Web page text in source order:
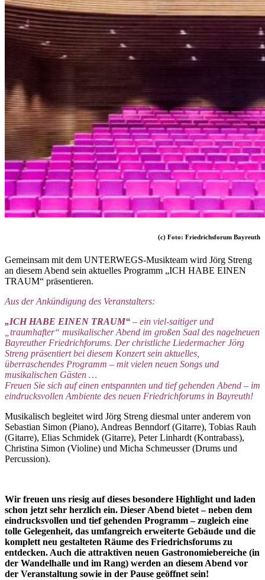
(c) Foto: Friedrichsforum Bayreuth
Gemeinsam mit dem UNTERWEGS-Musikteam wird Jörg Streng
an diesem Abend sein aktuelles Programm „ICH HABE EINEN
TRAUM“ präsentieren.
Aus der Ankündigung des Veranstalters:
„ICH HABE EINEN TRAUM“ – ein viel-saitiger und
„traumhafter“ musikalischer Abend im großen Saal des nagelneuen
Bayreuther Friedrichforums. Der christliche Liedermacher Jörg
Streng präsentiert bei diesem Konzert sein aktuelles,
überraschendes Programm – mit vielen neuen Songs und
musikalischen Gästen …
Freuen Sie sich auf einen entspannten und tief gehenden Abend – im
eindrucksvollen Ambiente des neuen Friedrichforums in Bayreuth!
Musikalisch begleitet wird Jörg Streng diesmal unter anderem von
Sebastian Simon (Piano), Andreas Benndorf (Gitarre), Tobias Rauh
(Gitarre), Elias Schmidek (Gitarre), Peter Linhardt (Kontrabass),
Christina Simon (Violine) und Micha Schmeusser (Drums und
Percussion).
Wir freuen uns riesig auf dieses besondere Highlight und laden
schon jetzt sehr herzlich ein. Dieser Abend bietet – neben dem
eindrucksvollen und tief gehenden Programm – zugleich eine
tolle Gelegenheit, das umfangreich erweiterte Gebäude und die
komplett neu gestalteten Räume des Friedrichsforums zu
entdecken. Auch die attraktiven neuen Gastronomiebereiche (in
der Wandelhalle und im Rang) werden an diesem Abend vor
der Veranstaltung sowie in der Pause geöffnet sein!